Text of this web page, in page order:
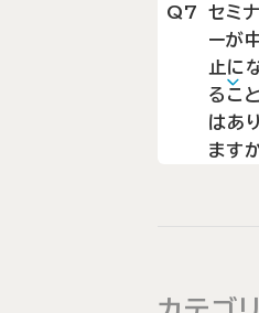
れる
記載
容を
確認
なっ
でも
ル等
て空
る場
お手
A6
可能
変更
参加
を産
ジメ
c.jp
Q7
セミナ
ーが
止に
るこ
はあ
ます